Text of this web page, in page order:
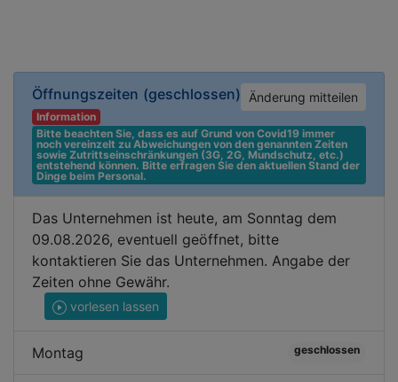
Öffnungszeiten (geschlossen) Änderung mitteilen
Information
Bitte beachten Sie, dass es auf Grund von Covid19 immer
noch vereinzelt zu Abweichungen von den genannten Zeiten
sowie Zutrittseinschränkungen (3G, 2G, Mundschutz, etc.)
entstehend können. Bitte erfragen Sie den aktuellen Stand der
Dinge beim Personal.
Das Unternehmen ist heute, am Sonntag dem
09.08.2026, eventuell geöffnet, bitte
kontaktieren Sie das Unternehmen. Angabe der
Zeiten ohne Gewähr.
vorlesen lassen
Montag geschlossen